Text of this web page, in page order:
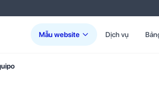
Mẫu website Dịch vụ